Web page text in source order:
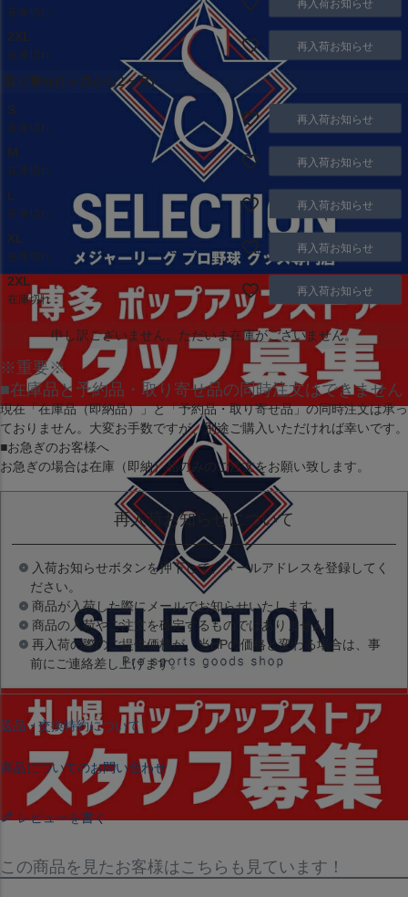
在庫切れ
再入荷お知らせ
2XL
在庫切れ
再入荷お知らせ
取り寄せ(1ヶ月から2ヶ月)
S
在庫切れ
再入荷お知らせ
M
在庫切れ
再入荷お知らせ
L
在庫切れ
再入荷お知らせ
XL
在庫切れ
再入荷お知らせ
2XL
在庫切れ
再入荷お知らせ
申し訳ございません。ただいま在庫がございません。
※重要※
■在庫品と予約品・取り寄せ品の同時注文はできません
現在「在庫品（即納品）」と「予約品・取り寄せ品」の同時注文は承っ
ておりません。大変お手数ですが、別途ご購入いただければ幸いです。
■お急ぎのお客様へ
お急ぎの場合は在庫（即納）品のみのご注文をお願い致します。
再入荷お知らせについて
入荷お知らせボタンを押下して、メールアドレスを登録してく
ださい。
商品が入荷した際にメールでお知らせいたします。
商品の入荷やご注文を確定するものではありません。
再入荷の際のご提供価格が、当HPの価格と変わる場合は、事
前にご連絡差し上げます。
返品・交換特約について
商品についてのお問い合わせ
レビューを書く
この商品を見たお客様はこちらも見ています！